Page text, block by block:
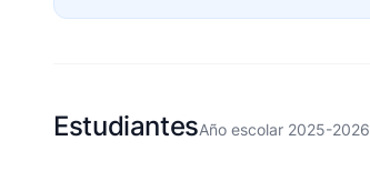
EstudiantesAño escolar 2025-2026